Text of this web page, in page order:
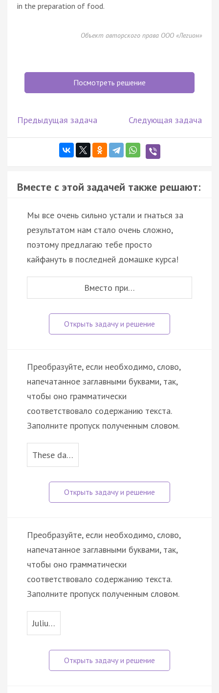
in the preparation of food.
Объект авторского права ООО «Легион»
Посмотреть решение
Предыдущая задача Следующая задача
Вместе с этой задачей также решают:
Мы все очень сильно устали и гнаться за
результатом нам стало очень сложно,
поэтому предлагаю тебе просто
кайфануть в последней домашке курса!
Вместо при…
Преобразуйте, если необходимо, слово,
напечатанное заглавными буквами, так,
чтобы оно грамматически
соответствовало содержанию текста.
Заполните пропуск полученным словом.
These da…
Преобразуйте, если необходимо, слово,
напечатанное заглавными буквами, так,
чтобы оно грамматически
соответствовало содержанию текста.
Заполните пропуск полученным словом.
Juliu…